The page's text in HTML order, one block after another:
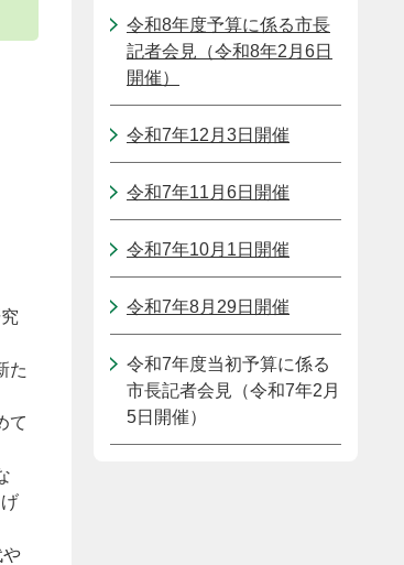
た
て
や
令和8年度予算に係る市長
記者会見（令和8年2月6日
開催）
令和7年12月3日開催
令和7年11月6日開催
令和7年10月1日開催
令和7年8月29日開催
令和7年度当初予算に係る
市長記者会見（令和7年2月
5日開催）